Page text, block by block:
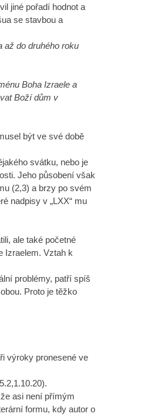
jiné pořadí hodnot a
se stavbou a
až do druhého roku
Boha Izraele a
Boží dům v
být ve své době
svátku, nebo je
Jeho působení však
(2,3) a brzy po svém
nadpisy v „LXX“ mu
ale také početné
Izraelem. Vztah k
problémy, patří spíš
Proto je těžko
výroky pronesené ve
asi není přímým
formu, kdy autor o